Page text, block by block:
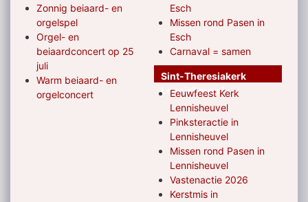
Zonnig beiaard- en
orgelspel
Orgel- en
beiaardconcert op 25
juli
Warm beiaard- en
orgelconcert
Esch
Missen rond Pasen in
Esch
Carnaval = samen
Sint-Theresiakerk
Lennisheuvel
Eeuwfeest Kerk
Lennisheuvel
Pinksteractie in
Lennisheuvel
Missen rond Pasen in
Lennisheuvel
Vastenactie 2026
Kerstmis in